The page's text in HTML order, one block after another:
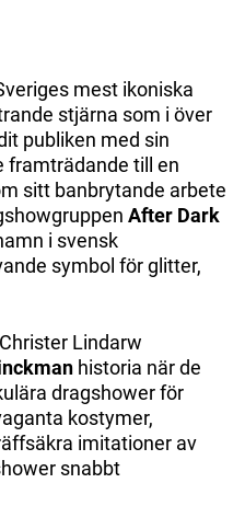
mest ikoniska
stjärna som i över
publiken med sin
framträdande till en
sitt banbrytande arbete
After Dark
i svensk
symbol för glitter,
Lindarw
historia när de
dragshower för
kostymer,
imitationer av
snabbt